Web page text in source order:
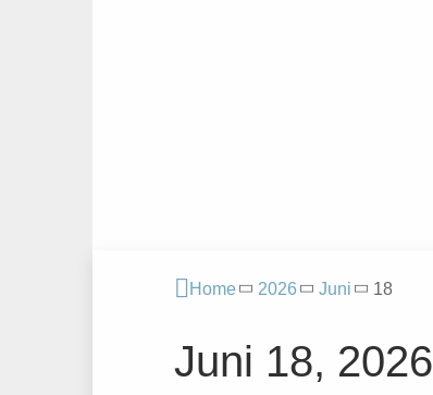
Home 2026 Juni 18
Juni 18, 2026